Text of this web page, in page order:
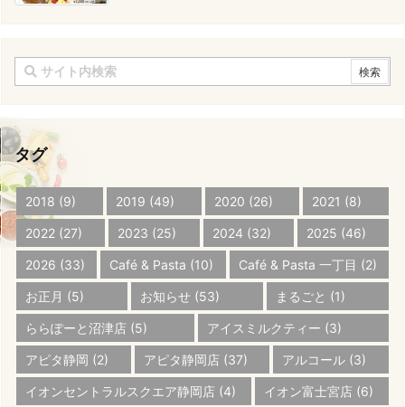
タグ
2018 (9) 2019 (49) 2020 (26) 2021 (8)
2022 (27) 2023 (25) 2024 (32) 2025 (46)
2026 (33) Café & Pasta (10) Café & Pasta 一丁目 (2)
お正月 (5) お知らせ (53) まるごと (1)
ららぽーと沼津店 (5) アイスミルクティー (3)
アピタ静岡 (2) アピタ静岡店 (37) アルコール (3)
イオンセントラルスクエア静岡店 (4) イオン富士宮店 (6)